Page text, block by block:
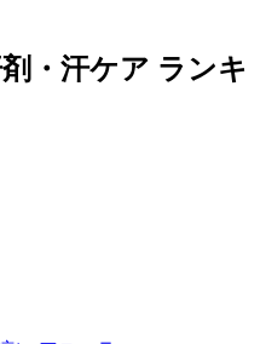
・汗ケア ランキ